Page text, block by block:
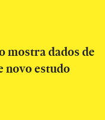
mostra dados de
novo estudo